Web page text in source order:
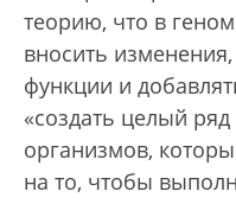
теорию, что в
вносить
функции и
«создать целый
организмов,
на то, чтобы